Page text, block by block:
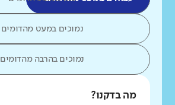
נמוכים במעט מהדומים
נמוכים בהרבה מהדומים
מה בדקנו?